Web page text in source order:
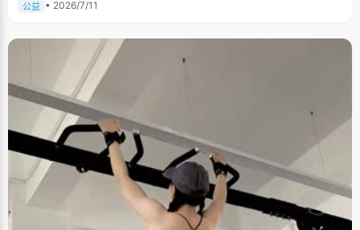
公益 • 2026/7/11